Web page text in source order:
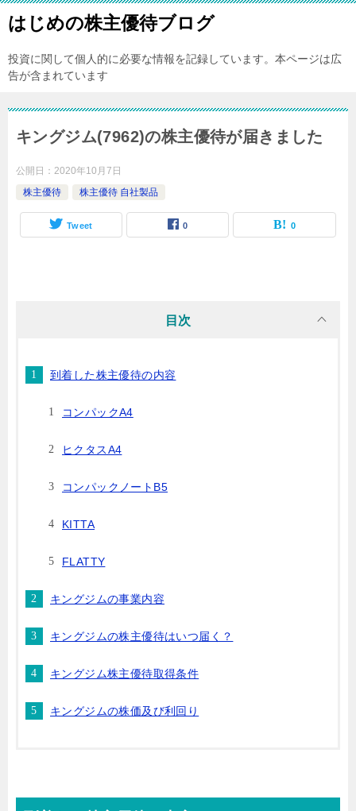
はじめの株主優待ブログ
投資に関して個人的に必要な情報を記録しています。本ページは広
告が含まれています
キングジム(7962)の株主優待が届きました
公開日： 2020年10月7日
株主優待
株主優待 自社製品
Tweet 0 0
目次
到着した株主優待の内容
コンパックA4
ヒクタスA4
コンパックノートB5
KITTA
FLATTY
キングジムの事業内容
キングジムの株主優待はいつ届く？
キングジム株主優待取得条件
キングジムの株価及び利回り